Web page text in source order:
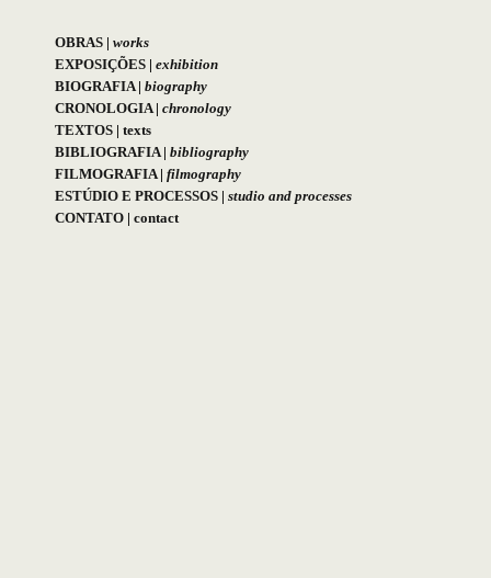
OBRAS
works
EXPOSIÇÕES
exhibition
BIOGRAFIA| biography
CRONOLOGIA| chronology
TEXTOS
texts
BIBLIOGRAFIA| bibliography
FILMOGRAFIA| filmography
ESTÚDIO E PROCESSOS
studio and processes
CONTATO
contact